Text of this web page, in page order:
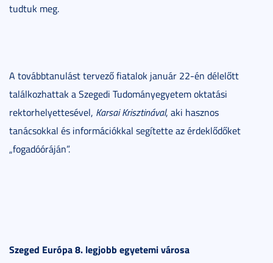
tudtuk meg.
A továbbtanulást tervező fiatalok január 22-én délelőtt
találkozhattak a Szegedi Tudományegyetem oktatási
rektorhelyettesével, Karsai Krisztinával, aki hasznos
tanácsokkal és információkkal segítette az érdeklődőket
„fogadóóráján”.
Szeged Európa 8. legjobb egyetemi városa